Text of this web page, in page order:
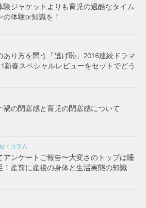
験ジャケットよりも育児の過酷なタイム
の体験or知識を！
あり方を問う「逃げ恥」2016連続ドラマ
新春スペシャルレビューをセットでどう
禍の閉塞感と育児の閉塞感について
/ コラム
アンケートご報告〜大変さのトップは睡
！産前に産後の身体と生活実態の知識